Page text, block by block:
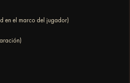
en el marco del jugador)